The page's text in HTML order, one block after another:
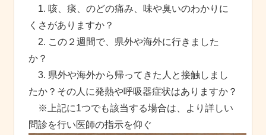
1. 咳、痰、のどの痛み、味や臭いのわかりに
くさがありますか？
2. この２週間で、県外や海外に行きました
か？
3. 県外や海外から帰ってきた人と接触しまし
たか？その人に発熱や呼吸器症状はありますか？
※上記に1つでも該当する場合は、より詳しい
問診を行い医師の指示を仰ぐ